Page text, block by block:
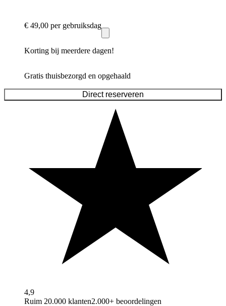
€ 49,00 per gebruiksdag
Korting bij meerdere dagen!
Gratis thuisbezorgd en opgehaald
Direct reserveren
4,9
Ruim 20.000 klanten2.000+ beoordelingen